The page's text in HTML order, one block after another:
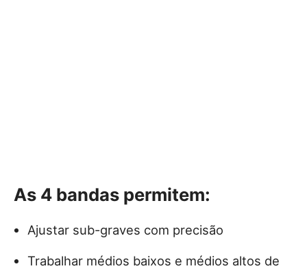
As 4 bandas permitem:
Ajustar sub-graves com precisão
Trabalhar médios baixos e médios altos de